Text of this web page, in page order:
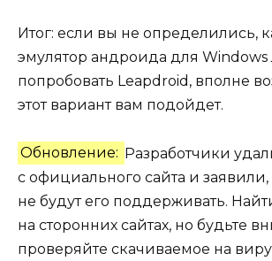
Итог: если вы не определились,
эмулятор андроида для Windows
попробовать Leapdroid, вполне
этот вариант вам подойдет.
Обновление: Разработчики
с официального сайта и
не будут его поддерживать.
на сторонних сайтах, но будьте
проверяйте скачиваемое на